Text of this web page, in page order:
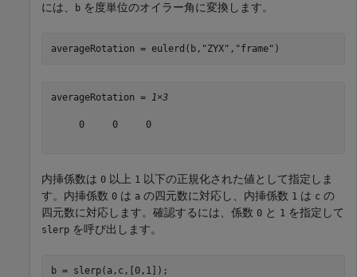
には、
b を度単位のオイラー角に変換します。
averageRotation = eulerd(b, "ZYX" , "frame" )
averageRotation = 1×3
     0     0     0
内挿係数は 0 以上 1 以下の正規化された値として指定しま
す。内挿係数 0 は a の四元数に対応し、内挿係数 1 は c の
四元数に対応します。確認するには、係数 0 と 1 を指定して
slerp を呼び出します。
b = slerp(a,c,[0,1]);